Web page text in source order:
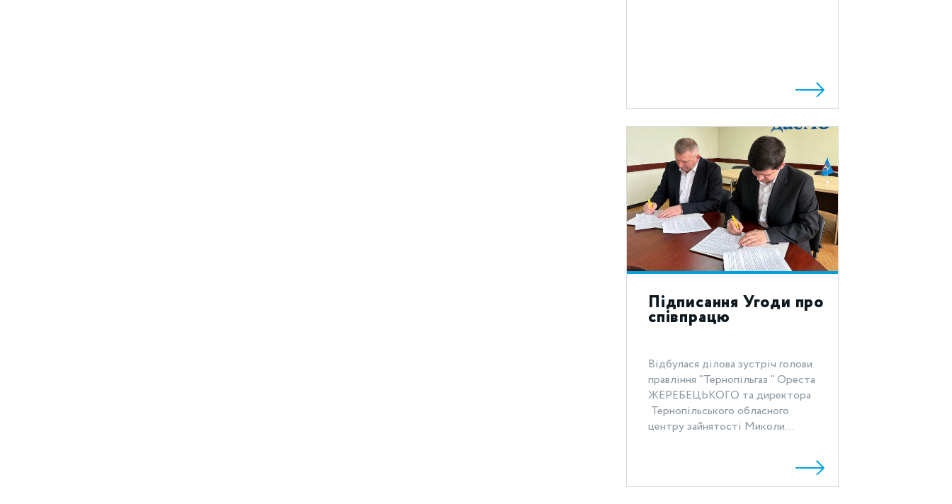
Підписання Угоди про
співпрацю
Відбулася ділова зустріч голови
правління "Тернопільгаз " Ореста
ЖЕРЕБЕЦЬКОГО та директора
Тернопільського обласного
центру зайнятості Миколи...